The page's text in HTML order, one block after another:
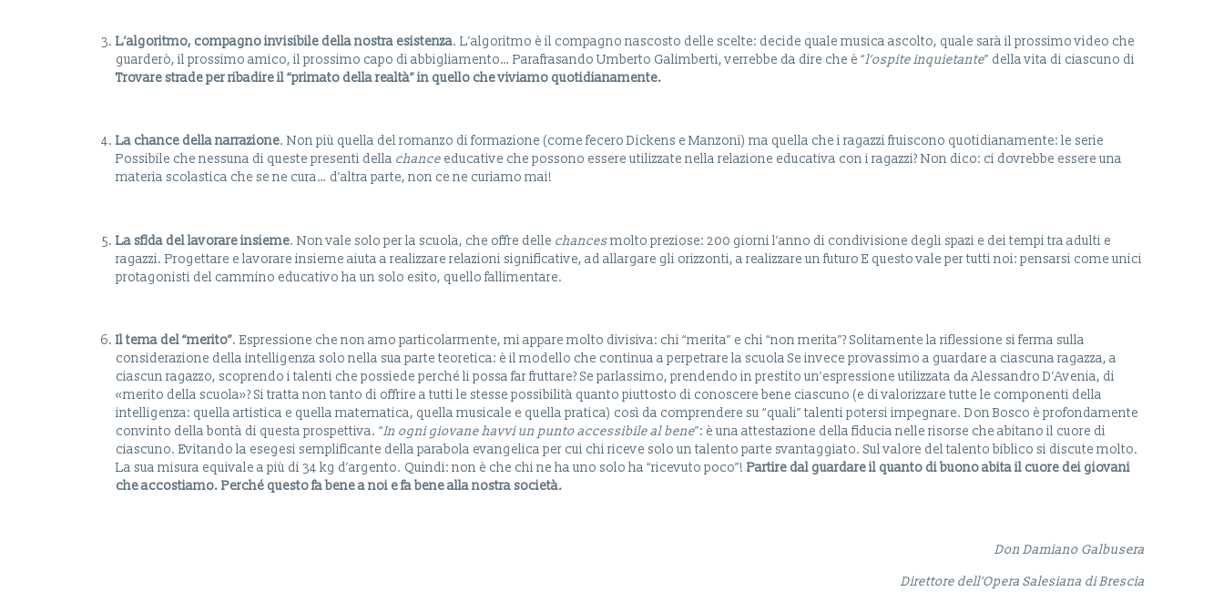
L’algoritmo, compagno invisibile della nostra esistenza. L’algoritmo è il compagno nascosto delle scelte: decide quale musica ascolto, quale sarà il prossimo video che
guarderò, il prossimo amico, il prossimo capo di abbigliamento… Parafrasando Umberto Galimberti, verrebbe da dire che è “l’ospite inquietante” della vita di ciascuno di
Trovarestrade per ribadire il “primato della realtà” in quello che viviamo quotidianamente.
La chance della narrazione. Non più quella del romanzo di formazione (come fecero Dickens e Manzoni) ma quella che i ragazzi fruiscono quotidianamente: le serie
Possibile che nessuna di queste presenti della chance educative che possono essere utilizzate nella relazione educativa con i ragazzi? Non dico: ci dovrebbe essere una
materia scolastica che se ne cura… d’altra parte, non ce ne curiamo mai!
La sfida del lavorare insieme. Non vale solo per la scuola, che offre delle chancesmolto preziose: 200 giorni l’anno di condivisione degli spazi e dei tempi tra adulti e
ragazzi. Progettare e lavorare insieme aiuta a realizzare relazioni significative, ad allargare gli orizzonti, a realizzare un futuro E questo vale per tutti noi: pensarsi come unici
protagonisti del cammino educativo ha un solo esito, quello fallimentare.
Iltema del“merito”. Espressione che non amo particolarmente, mi appare molto divisiva: chi “merita” e chi “non merita”? Solitamente la riflessione si ferma sulla
considerazione della intelligenza solo nella sua parte teoretica: è il modello che continua a perpetrare la scuola Se invece provassimo a guardare a ciascuna ragazza, a
ciascun ragazzo, scoprendo i talenti che possiede perché li possa far fruttare? Se parlassimo, prendendo in prestito un’espressione utilizzata da Alessandro D’Avenia, di
«merito della scuola»? Si tratta non tanto di offrire a tutti le stesse possibilità quanto piuttosto di conoscere bene ciascuno (e di valorizzare tutte le componenti della
intelligenza: quella artistica e quella matematica, quella musicale e quella pratica) così da comprendere su “quali” talenti potersi impegnare. Don Bosco è profondamente
convinto della bontà di questa prospettiva. “In ogni giovane havvi un punto accessibileal bene”: è una attestazione della fiducia nelle risorse che abitano il cuore di
ciascuno. Evitando la esegesi semplificante della parabola evangelica per cui chi riceve solo un talento parte svantaggiato. Sul valore del talento biblico si discute molto.
La sua misura equivale a più di 34 kg d’argento. Quindi: non è che chi ne ha uno solo ha “ricevuto poco”! Partire dal guardare il quanto di buono abita il cuore dei giovani
che accostiamo. Perché questo fa bene a noi e fa bene alla nostra società.
Don Damiano Galbusera
Direttore dell’Opera Salesiana di Brescia